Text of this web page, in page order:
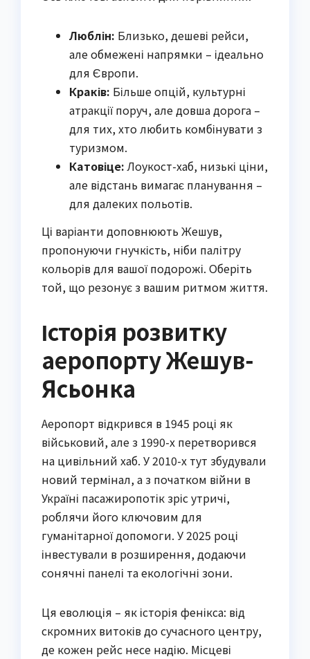
Люблін: Близько, дешеві рейси,
але обмежені напрямки – ідеально
для Європи.
Краків: Більше опцій, культурні
атракції поруч, але довша дорога –
для тих, хто любить комбінувати з
туризмом.
Катовіце: Лоукост-хаб, низькі ціни,
але відстань вимагає планування –
для далеких польотів.
Ці варіанти доповнюють Жешув,
пропонуючи гнучкість, ніби палітру
кольорів для вашої подорожі. Оберіть
той, що резонує з вашим ритмом життя.
Історія розвитку
аеропорту Жешув-
Ясьонка
Аеропорт відкрився в 1945 році як
військовий, але з 1990-х перетворився
на цивільний хаб. У 2010-х тут збудували
новий термінал, а з початком війни в
Україні пасажиропотік зріс утричі,
роблячи його ключовим для
гуманітарної допомоги. У 2025 році
інвестували в розширення, додаючи
сонячні панелі та екологічні зони.
Ця еволюція – як історія фенікса: від
скромних витоків до сучасного центру,
де кожен рейс несе надію. Місцеві